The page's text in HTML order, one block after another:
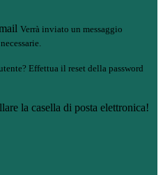
Verrà inviato un messaggio
Effettua il reset della password
la casella di posta elettronica!